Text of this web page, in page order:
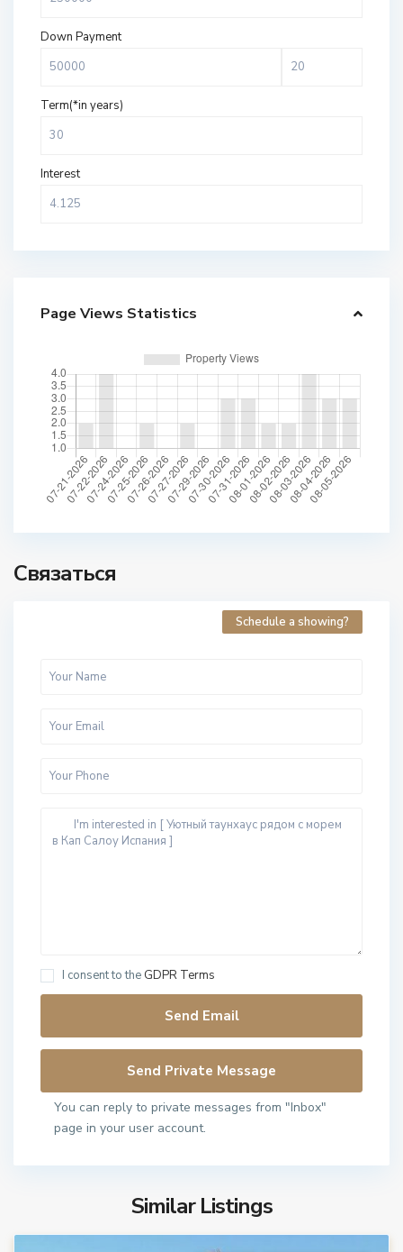
Down Payment
Term(*in years)
Interest
Page Views Statistics
Связаться
Schedule a showing?
I consent to the GDPR Terms
You can reply to private messages from "Inbox"
page in your user account.
Similar Listings